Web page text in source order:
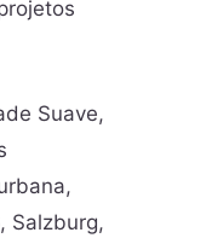
Suave,
,
, Salzburg,